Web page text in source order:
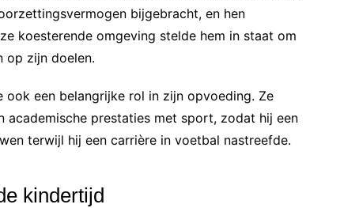
bijgebracht, en hen
koesterende omgeving stelde hem in staat om
op zijn doelen.
een belangrijke rol in zijn opvoeding. Ze
academische prestaties met sport, zodat hij een
terwijl hij een carrière in voetbal nastreefde.
kindertijd